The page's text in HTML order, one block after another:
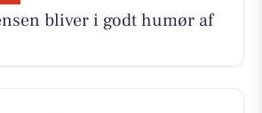
bliver i godt humør af